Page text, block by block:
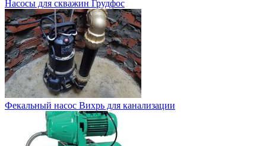
Насосы для скважин Грудфос
Фекальный насос Вихрь для канализации